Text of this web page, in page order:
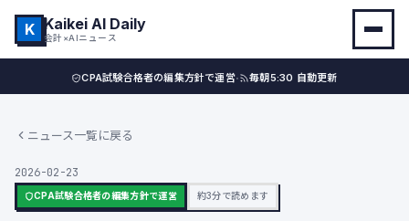
K Kaikei AI Daily
会計×AIニュース
CPA試験合格者の編集方針で運営· 毎朝5:30 自動更新
ニュース一覧に戻る
2026-02-23
CPA試験合格者の編集方針で運営 約3分で読めます